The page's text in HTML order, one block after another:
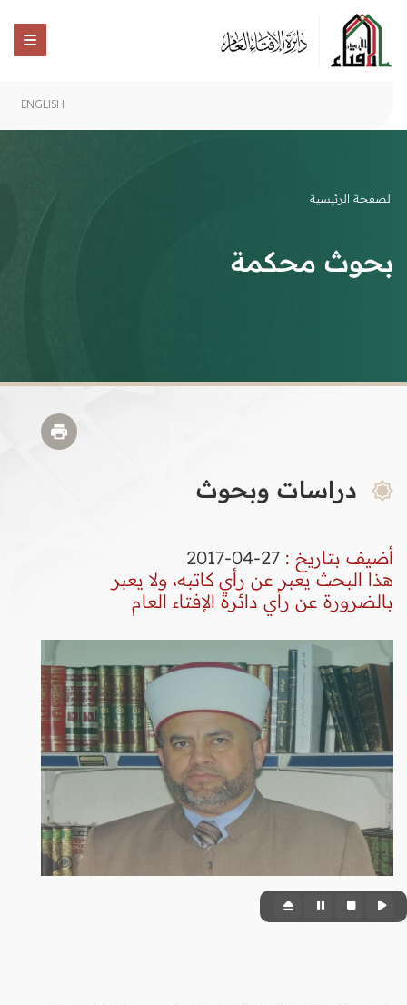
ENGLISH
الصفحة الرئيسية
بحوث محكمة
دراسات وبحوث
أضيف بتاريخ : 27-04-2017
هذا البحث يعبر عن رأي كاتبه، ولا يعبر
بالضرورة عن رأي دائرة الإفتاء العام